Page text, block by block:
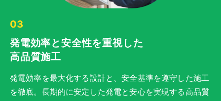
03
発電効率と安全性を重視した
高品質施工
発電効率を最大化する設計と、安全基準を遵守した施工
を徹底。長期的に安定した発電と安心を実現する高品質